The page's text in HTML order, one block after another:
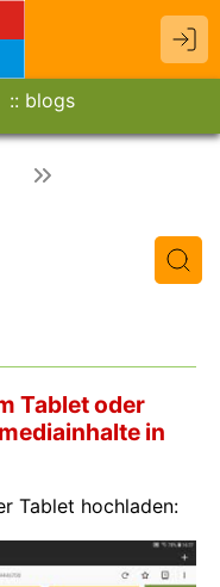
blogs
Tablet oder
in
Tablet hochladen: